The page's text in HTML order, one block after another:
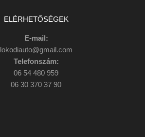
ELÉRHETŐSÉGEK
E-mail:
lokodiauto@gmail.com
Telefonszám:
06 54 480 959
06 30 370 37 90